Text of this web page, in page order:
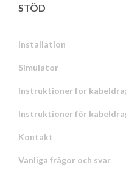
STÖD
Installation
Simulator
Instruktioner för
Instruktioner för
Kontakt
Vanliga frågor och svar